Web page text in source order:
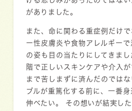
がありました。
また、命に関わる重症例だけ
ー性皮膚炎や食物アレルギー
の姿も目の当たりにしてきま
階で正しいスキンケアや介入
まで苦しまずに済んだのでは
ブルが重篤化する前に、一番
伸べたい。 その想いが結実し